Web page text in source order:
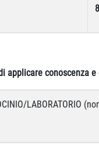
applicare conoscenza
LABORATORIO